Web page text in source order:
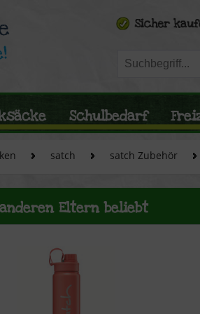
Schulbedarf
satch satch Zubehör
Eltern beliebt